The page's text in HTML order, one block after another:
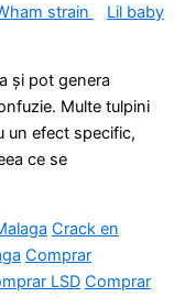
strain
Lil baby
și pot genera
Multe tulpini
un efect specific,
ce se
Crack en
Comprar
LSD Comprar